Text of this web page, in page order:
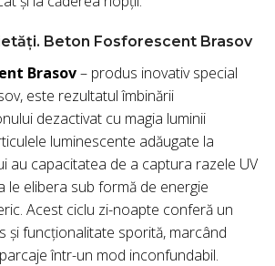
Beton Fosforescent Brasov
Brasov– produs inovativ special
este rezultatul îmbinării
dezactivat cu magia luminii
luminescente adăugate la
au capacitatea de a captura razele UV
le elibera sub formă de energie
Acest ciclu zi-noapte conferă un
și funcționalitate sporită, marcând
într-un mod inconfundabil.